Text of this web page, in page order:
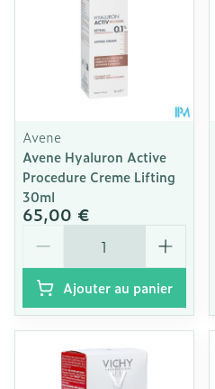
Avene
Avene Hyaluron Active
Procedure Creme Lifting
30ml
65,00 €
Ajouter au panier